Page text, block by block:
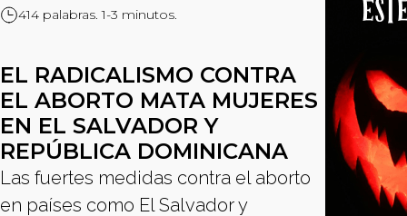
414 palabras. 1-3 minutos.
EL RADICALISMO CONTRA
EL ABORTO MATA MUJERES
EN EL SALVADOR Y
REPÚBLICA DOMINICANA
Las fuertes medidas contra el aborto
en países como El Salvador y